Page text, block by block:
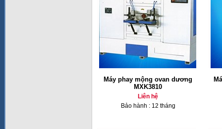
Máy phay mộng ovan dương
MXK3810
Liên hệ
Bảo hành : 12 tháng